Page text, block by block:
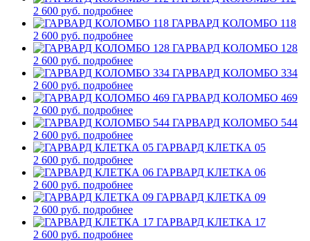
2 600 руб. подробнее
ГАРВАРД КОЛОМБО 118
2 600 руб. подробнее
ГАРВАРД КОЛОМБО 128
2 600 руб. подробнее
ГАРВАРД КОЛОМБО 334
2 600 руб. подробнее
ГАРВАРД КОЛОМБО 469
2 600 руб. подробнее
ГАРВАРД КОЛОМБО 544
2 600 руб. подробнее
ГАРВАРД КЛЕТКА 05
2 600 руб. подробнее
ГАРВАРД КЛЕТКА 06
2 600 руб. подробнее
ГАРВАРД КЛЕТКА 09
2 600 руб. подробнее
ГАРВАРД КЛЕТКА 17
2 600 руб. подробнее